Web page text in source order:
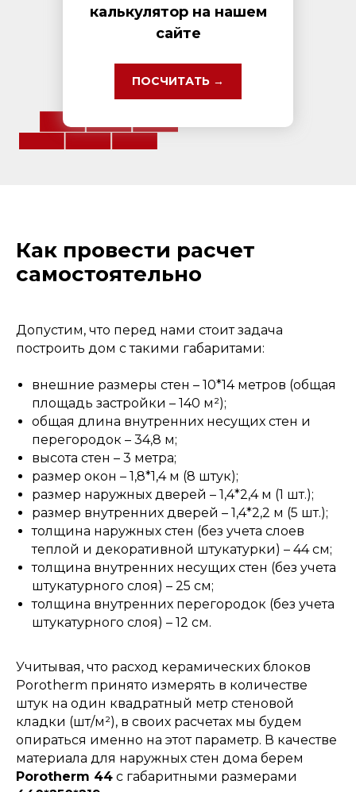
калькулятор на нашем
сайте
ПОСЧИТАТЬ →
Как провести расчет
самостоятельно
Допустим, что перед нами стоит задача
построить дом с такими габаритами:
внешние размеры стен – 10*14 метров (общая
площадь застройки – 140 м²);
общая длина внутренних несущих стен и
перегородок – 34,8 м;
высота стен – 3 метра;
размер окон – 1,8*1,4 м (8 штук);
размер наружных дверей – 1,4*2,4 м (1 шт.);
размер внутренних дверей – 1,4*2,2 м (5 шт.);
толщина наружных стен (без учета слоев
теплой и декоративной штукатурки) – 44 см;
толщина внутренних несущих стен (без учета
штукатурного слоя) – 25 см;
толщина внутренних перегородок (без учета
штукатурного слоя) – 12 см.
Учитывая, что расход керамических блоков
Porotherm принято измерять в количестве
штук на один квадратный метр стеновой
кладки (шт/м²), в своих расчетах мы будем
опираться именно на этот параметр. В качестве
материала для наружных стен дома берем
Porotherm 44 с габаритными размерами